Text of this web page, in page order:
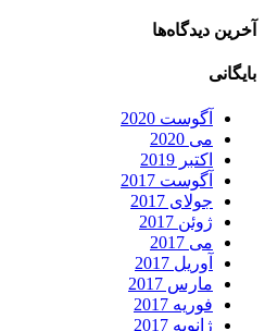
آخرین دیدگاه‌ها
بایگانی
آگوست 2020
می 2020
اکتبر 2019
آگوست 2017
جولای 2017
ژوئن 2017
می 2017
آوریل 2017
مارس 2017
فوریه 2017
ژانویه 2017